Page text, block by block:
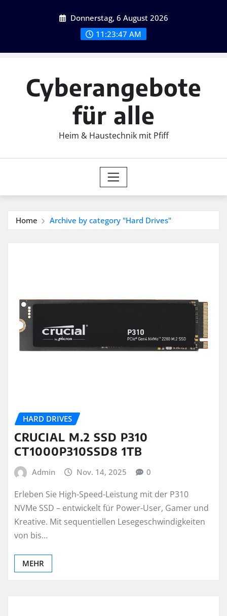
Donnerstag, 6 August 2026
11:23:48 AM
Cyberangebote
für alle
Heim & Haustechnik mit Pfiff
Home Archive by category "Hard Drives"
HARD DRIVES
CRUCIAL M.2 SSD P310
CT1000P310SSD8 1TB
Admin Nov. 14, 2025 0
Erleben Sie High-Speed-Leistung mit der P310
NVMe SSD – entwickelt für Power-User, Gamer und
Kreative. Mit sequentiellen Lesegeschwindigkeiten
von bis…
MEHR